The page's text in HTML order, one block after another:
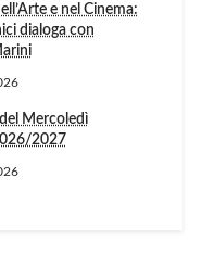
e nel Cinema:
dialoga con
Mercoledì
2027